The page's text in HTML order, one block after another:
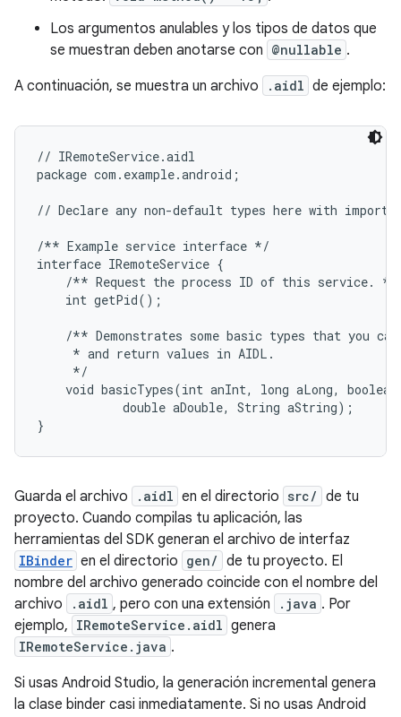
Los argumentos anulables y los tipos de datos que
se muestran deben anotarse con @nullable .
A continuación, se muestra un archivo
.aidl de ejemplo:
// IRemoteService.aidl
package com.example.android;
// Declare any non-default types here with import
/** Example service interface */
interface IRemoteService {
    /** Request the process ID of this service. */
    int getPid();
/** Demonstrates some basic types that you
     * and return values in AIDL.
     */
void basicTypes(int anInt, long aLong,
            double aDouble, String aString);
Guarda el archivo .aidl en el directorio src/ de tu
proyecto. Cuando compilas tu aplicación, las
herramientas del SDK generan el archivo de interfaz
IBinder en el directorio gen/ de tu proyecto. El
nombre del archivo generado coincide con el nombre del
archivo
.aidl , pero con una extensión .java . Por
ejemplo, IRemoteService.aidl genera
IRemoteService.java .
Si usas Android Studio, la generación incremental genera
la clase binder casi inmediatamente. Si no usas Android